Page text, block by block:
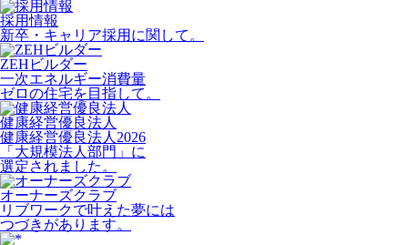
採用情報
新卒・キャリア採用に関して。
ZEHビルダー
一次エネルギー消費量
ゼロの住宅を目指して。
健康経営優良法人
健康経営優良法人2026
「大規模法人部門」に
選定されました。
オーナーズクラブ
リブワークで叶えた夢には
つづきがあります。